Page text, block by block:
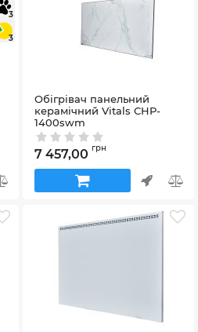
3
3
Обігрівач панельний
керамічний Vitals CHP-
1400swm
Артикул:182529
7 457,00 грн